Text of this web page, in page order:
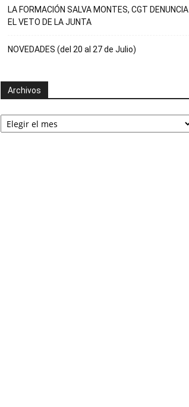
LA FORMACIÓN SALVA MONTES, CGT DENUNCIA
EL VETO DE LA JUNTA
NOVEDADES (del 20 al 27 de Julio)
Archivos
Archivos